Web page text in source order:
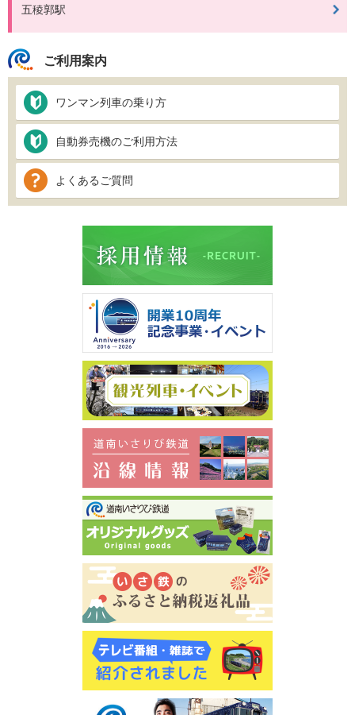
五稜郭駅
ご利用案内
ワンマン列車の乗り方
自動券売機のご利用方法
よくあるご質問